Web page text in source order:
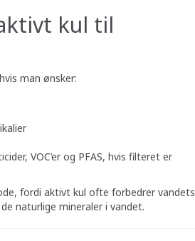
kul til
man ønsker:
VOC’er og PFAS, hvis filteret er
fordi aktivt kul ofte forbedrer vandets
naturlige mineraler i vandet.